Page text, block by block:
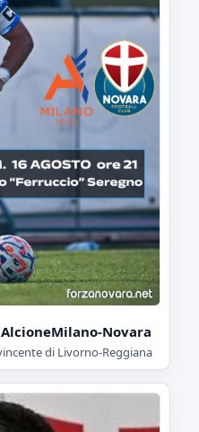
Novara
di Livorno-Reggiana